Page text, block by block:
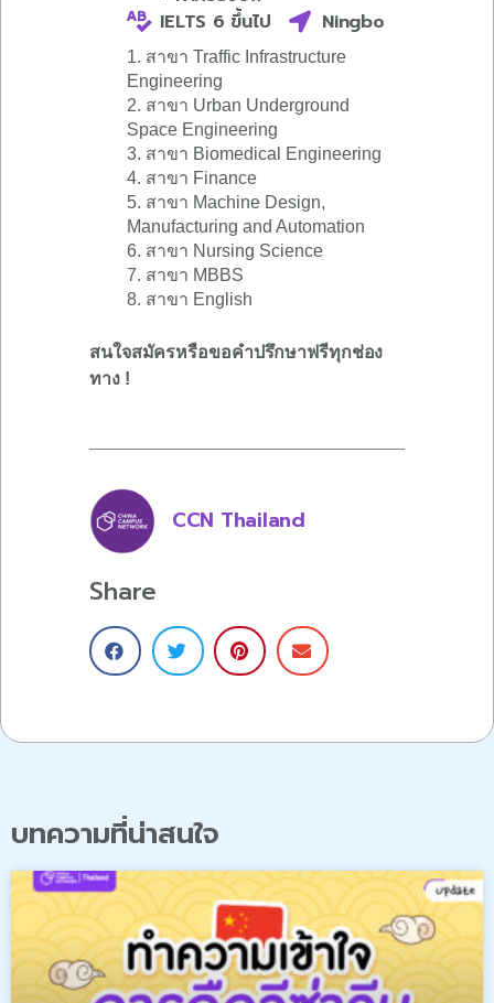
IELTS 6 ขึ้นไป
Ningbo
1. สาขา Traffic Infrastructure
Engineering
2. สาขา Urban Underground
Space Engineering
3. สาขา Biomedical Engineering
4. สาขา Finance
5. สาขา Machine Design,
Manufacturing and Automation
6. สาขา Nursing Science
7. สาขา MBBS
8. สาขา English
สนใจสมัครหรือขอคำปรึกษาฟรีทุกช่อง
ทาง !
CCN Thailand
Share
บทความที่น่าสนใจ